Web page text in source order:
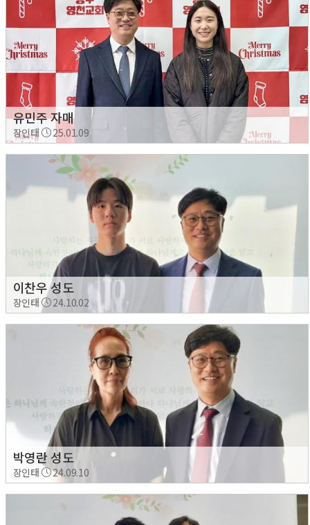
유민주 자매
장인태 25.01.09
이찬우 성도
장인태 24.10.02
박영란 성도
장인태 24.09.10